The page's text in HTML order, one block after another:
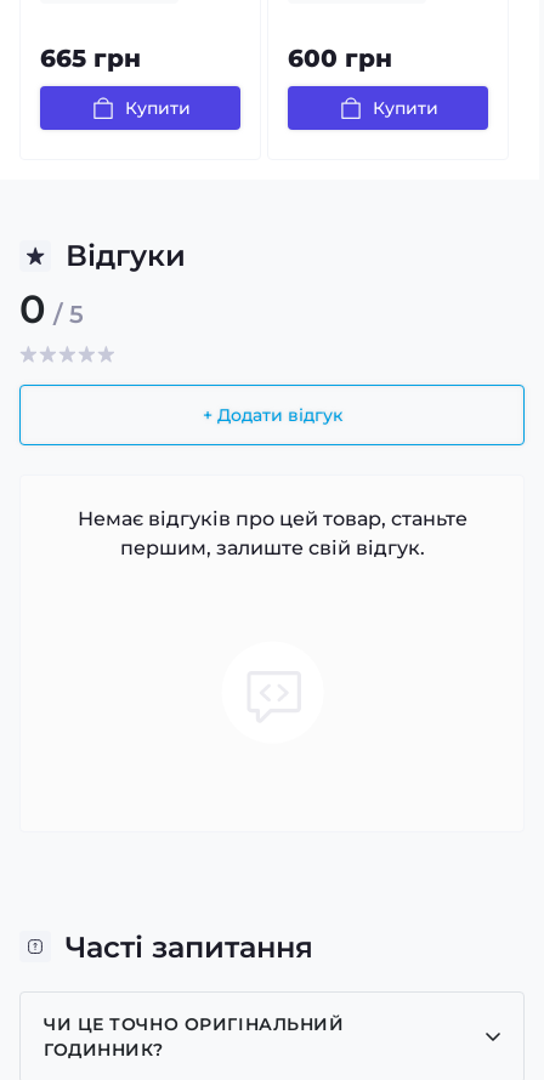
665 грн
Купити
600 грн
Купити
Відгуки
0 / 5
+ Додати відгук
Немає відгуків про цей товар, станьте
першим, залиште свій відгук.
Часті запитання
ЧИ ЦЕ ТОЧНО ОРИГІНАЛЬНИЙ
ГОДИННИК?